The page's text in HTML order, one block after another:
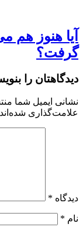
آیا هنوز هم
گرفت؟
دیدگاهتان را
نشانی ایمیل شما
علامت‌گذاری شده‌اند
دیدگاه *
نام *